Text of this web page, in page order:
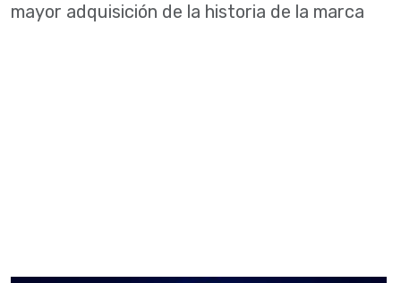
mayor adquisición de la historia de la marca